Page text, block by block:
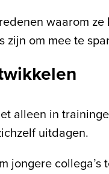
waarom
zijn om mee te
alleen in
uitdagen.
jongere